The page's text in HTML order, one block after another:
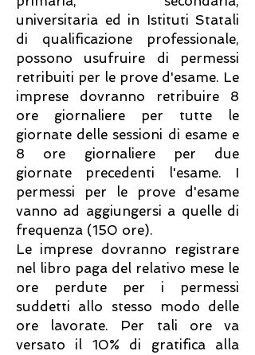
universitaria ed in Istituti Statali
di qualificazione professionale,
possono usufruire di permessi
retribuiti per le prove d'esame. Le
imprese dovranno retribuire 8
ore giornaliere per tutte le
giornate delle sessioni di esame e
8 ore giornaliere per due
giornate precedenti l'esame. I
permessi per le prove d'esame
vanno ad aggiungersi a quelle di
frequenza (150 ore).
Le imprese dovranno registrare
nel libro paga del relativo mese le
ore perdute per i permessi
suddetti allo stesso modo delle
ore lavorate. Per tali ore va
versato il 10% di gratifica alla